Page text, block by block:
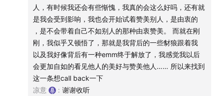
凉意 | 非暴力沟通教育工作者｜亲密关系教育工作者 | 心
理咨询师
微信公众号：“有点凉意”、“启盒练爱”
【剪辑】青傈；凉意
非常期待你的留言和反馈！
——————————————————————
【超智游戏ComplexGame听友群】
人，有时候我还会有些惭愧，我真的会这么好吗，还有就
是我会受到影响，我也会开始试着赞美别人，是由衷的
，是不会带着自己不如别人的那种由衷赞美。 而就在刚
刚，我似乎又顿悟了，那就是我背后的一些豺狼跟着我
以及我好像背后有一种emm终于解放了，我感觉我以后
会更加自如的看见他人的美好与赞美他人…… 所以来找到
这一条想call back一下
凉意
: 谢谢收听